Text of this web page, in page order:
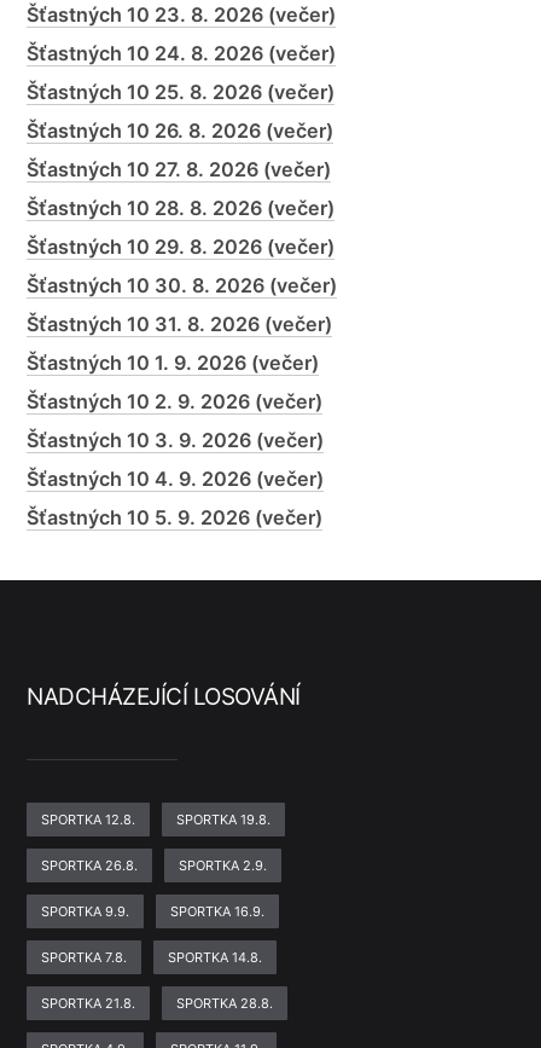
Šťastných 10 23. 8. 2026 (večer)
Šťastných 10 24. 8. 2026 (večer)
Šťastných 10 25. 8. 2026 (večer)
Šťastných 10 26. 8. 2026 (večer)
Šťastných 10 27. 8. 2026 (večer)
Šťastných 10 28. 8. 2026 (večer)
Šťastných 10 29. 8. 2026 (večer)
Šťastných 10 30. 8. 2026 (večer)
Šťastných 10 31. 8. 2026 (večer)
Šťastných 10 1. 9. 2026 (večer)
Šťastných 10 2. 9. 2026 (večer)
Šťastných 10 3. 9. 2026 (večer)
Šťastných 10 4. 9. 2026 (večer)
Šťastných 10 5. 9. 2026 (večer)
NADCHÁZEJÍCÍ LOSOVÁNÍ
SPORTKA 12.8. SPORTKA 19.8.
SPORTKA 26.8. SPORTKA 2.9.
SPORTKA 9.9. SPORTKA 16.9.
SPORTKA 7.8. SPORTKA 14.8.
SPORTKA 21.8. SPORTKA 28.8.